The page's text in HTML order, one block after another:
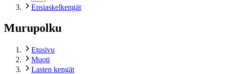
Ensiaskelkengät
Murupolku
Etusivu
Muoti
Lasten kengät